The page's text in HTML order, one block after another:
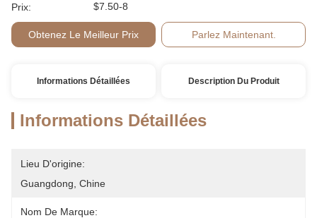
Prix: $7.50-8
Obtenez Le Meilleur Prix Parlez Maintenant.
Informations Détaillées Description Du Produit
Informations Détaillées
Lieu D'origine:
Guangdong, Chine
Nom De Marque: